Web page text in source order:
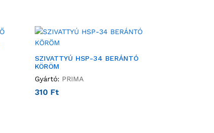
SZIVATTYÚ HSP-34 BERÁNTÓ
KÖRÖM
Gyártó: PRIMA
310 Ft